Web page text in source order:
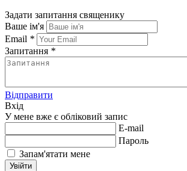
Задати запитання священику
Ваше ім'я
Email *
Запитання *
Відправити
Вхід
У мене вже є обліковий запис
E-mail
Пароль
Запам'ятати мене
Увійти